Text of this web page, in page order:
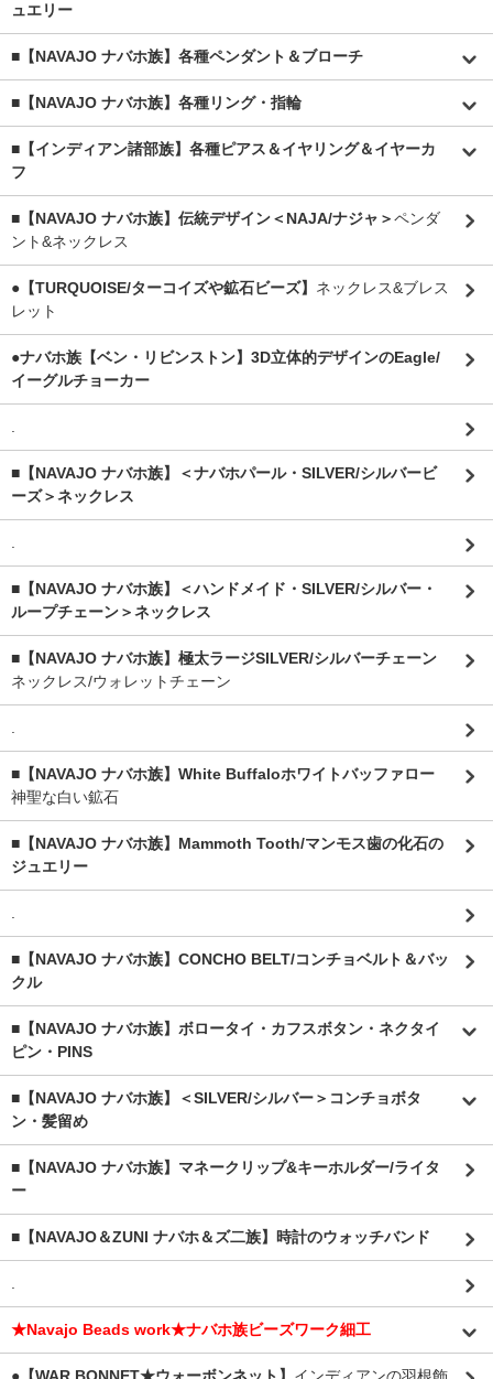
ュエリー
■【NAVAJO ナバホ族】各種ペンダント＆ブローチ
■【NAVAJO ナバホ族】各種リング・指輪
■【インディアン諸部族】各種ピアス＆イヤリング＆イヤーカ
フ
■【NAVAJO ナバホ族】伝統デザイン＜NAJA/ナジャ＞ペンダ
ント&ネックレス
●【TURQUOISE/ターコイズや鉱石ビーズ】 ネックレス&ブレス
レット
●ナバホ族【ベン・リビンストン】3D立体的デザインのEagle/
イーグルチョーカー
■【NAVAJO ナバホ族】＜ナバホパール・SILVER/シルバービ
ーズ＞ネックレス
■【NAVAJO ナバホ族】＜ハンドメイド・SILVER/シルバー・
ループチェーン＞ネックレス
■【NAVAJO ナバホ族】極太ラージSILVER/シルバーチェーン
ネックレス/ウォレットチェーン
■【NAVAJO ナバホ族】White Buffaloホワイトバッファロー
神聖な白い鉱石
■【NAVAJO ナバホ族】Mammoth Tooth/マンモス歯の化石の
ジュエリー
■【NAVAJO ナバホ族】CONCHO BELT/コンチョベルト＆バッ
クル
■【NAVAJO ナバホ族】ボロータイ・カフスボタン・ネクタイ
ピン・PINS
■【NAVAJO ナバホ族】＜SILVER/シルバー＞コンチョボタ
ン・髪留め
■【NAVAJO ナバホ族】マネークリップ&キーホルダー/ライタ
ー
■【NAVAJO＆ZUNI ナバホ＆ズ二族】時計のウォッチバンド
★Navajo Beads work★ナバホ族ビーズワーク細工